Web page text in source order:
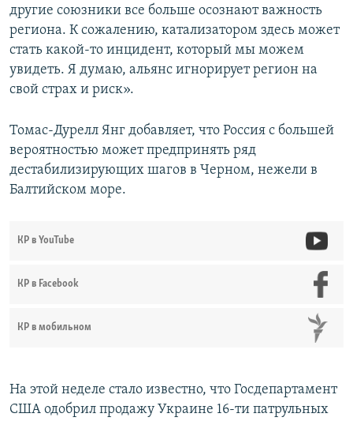
другие союзники все больше осознают важность
региона. К сожалению, катализатором здесь может
стать какой-то инцидент, который мы можем
увидеть. Я думаю, альянс игнорирует регион на
свой страх и риск».
Томас-Дурелл Янг добавляет, что Россия с большей
вероятностью может предпринять ряд
дестабилизирующих шагов в Черном, нежели в
Балтийском море.
КР в YouTube
КР в Facebook
КР в мобильном
На этой неделе стало известно, что Госдепартамент
США одобрил продажу Украине 16-ти патрульных